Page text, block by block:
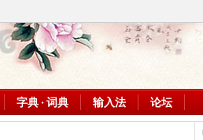
字典 · 词典 输入法 论坛